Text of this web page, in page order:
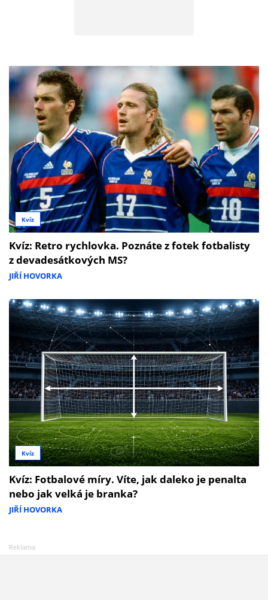
Kvíz
Kvíz: Retro rychlovka. Poznáte z fotek fotbalisty
z devadesátkových MS?
JIŘÍ HOVORKA
Kvíz
Kvíz: Fotbalové míry. Víte, jak daleko je penalta
nebo jak velká je branka?
JIŘÍ HOVORKA